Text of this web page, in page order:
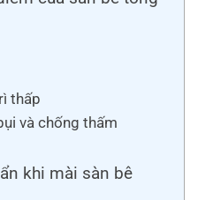
thấp
và chống thấm
khi mài sàn bê